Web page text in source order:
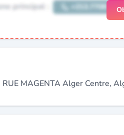
MAGENTA Alger Centre,